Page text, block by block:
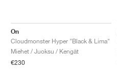
On
Cloudmonster Hyper "Black & Lima"
Miehet / Juoksu / Kengät
€230